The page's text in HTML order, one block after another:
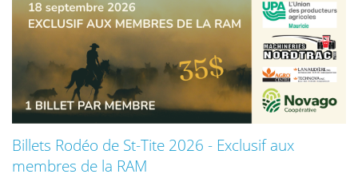
Billets Rodéo de St-Tite 2026 - Exclusif aux
membres de la RAM